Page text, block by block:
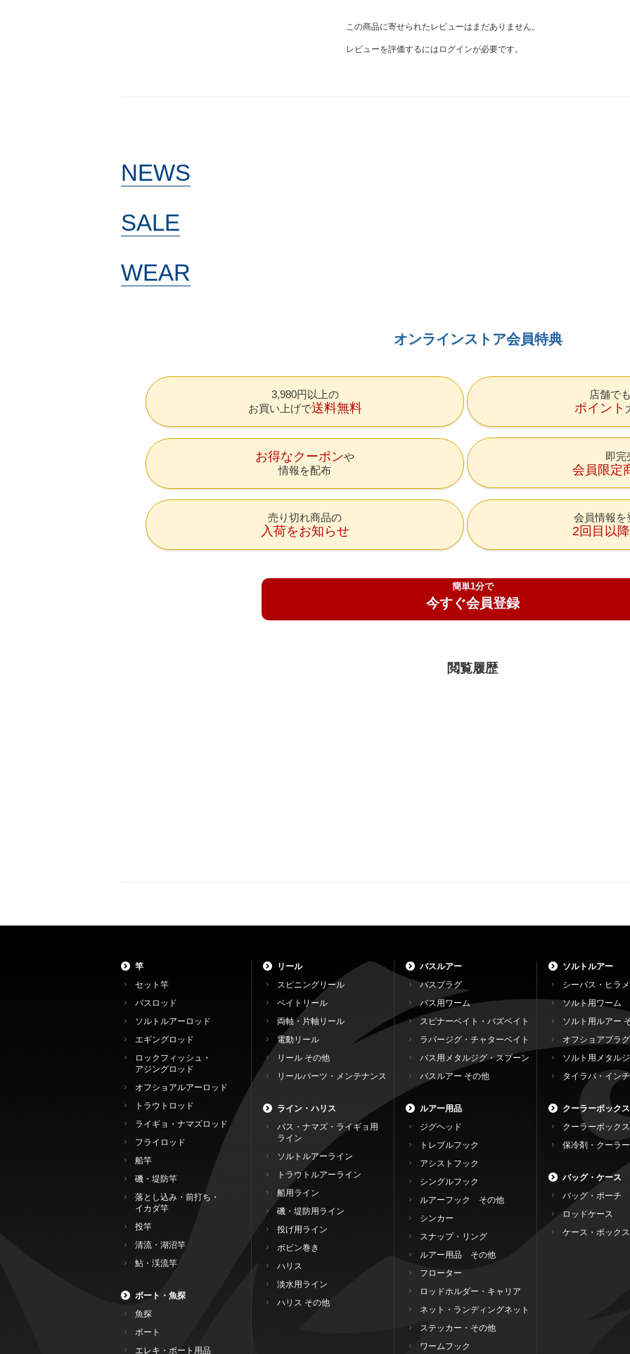
この商品に寄せられたレビューはまだありません。
レビューを評価するには ログインが必要です。
NEWS
SALE
WEAR
オンラインストア会員特典
3,980円以上の
お買い上げで送料無料
店舗で
ポイント
お得なクーポン
情報を配布
即完
会員限定
売り切れ商品の
入荷をお知らせ
会員情報を
2回目以
簡単1分で
今すぐ会員登録
閲覧履歴
竿
セット竿
バスロッド
ソルトルアーロッド
エギングロッド
ロックフィッシュ・
アジングロッド
オフショアルアーロッド
トラウトロッド
ライギョ・ナマズロッド
フライロッド
船竿
磯・堤防竿
落とし込み・前打ち・
イカダ竿
投竿
清流・湖沼竿
鮎・渓流竿
ボート・魚探
魚探
ボート
エレキ・ボート用品
リール
スピニングリール
ベイトリール
両軸・片軸リール
電動リール
リール その他
リールパーツ・メンテナンス
ライン・ハリス
バス・ナマズ・ライギョ用
ライン
ソルトルアーライン
トラウトルアーライン
船用ライン
磯・堤防用ライン
投げ用ライン
ボビン巻き
ハリス
淡水用ライン
ハリス その他
バスルアー
バスプラグ
バス用ワーム
スピナーベイト・バズベイト
ラバージグ・チャターベイト
バス用メタルジグ・スプーン
バスルアー その他
ルアー用品
ジグヘッド
トレブルフック
アシストフック
シングルフック
ルアーフック その他
シンカー
スナップ・リング
ルアー用品 その他
フローター
ロッドホルダー・キャリア
ネット・ランディングネット
ステッカー・その他
ワームフック
ソルトルアー
シーバス・ヒラ
ソルト用ワーム
ソルト用ルアー
オフショアプラグ
ソルト用メタル
タイラバ・イン
クーラーボックス
クーラーボックス
保冷剤・クーラ
バッグ・ケース
バッグ・ポーチ
ロッドケース
ケース・ボックス